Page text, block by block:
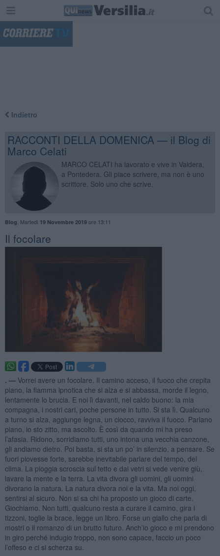
Indietro
RACCONTI DELLA DOMENICA — il Blog di
Marco Celati
MARCO CELATI ha lavorato e vive in Valdera,
a Pontedera. Gli piace scrivere, ma non è uno
scrittore. Solo uno che scrive.
Blog Martedì 19 Novembre 2019ore 13:11
Il focolare
. — Vorrei avere un focolare. Il camino acceso, il fuoco che crepita
piano, la fiamma ipnotica che si alza e si abbassa, morde il legno,
lentamente lo brucia. E noi lì davanti, nel caldo buono: la mia
compagna, i nostri cari, poche persone in tutto. Si sta lì. Qualcuno
a turno si alza, aggiunge legna, un ciocco, ravviva il fuoco. Parlano
piano, io sto zitto, ma ascolto. È così da quando mi ha preso
l’afasia. Ridono, sorridiamo tutti, uno intona una vecchia canzone,
gli andiamo dietro. Poi basta, si sta un po’ in silenzio, a pensare. Se
fuori piovesse forte, sarebbe inevitabile parlare del tempo, del
clima. La pioggia scroscia sul tetto e dai vetri si vede venire giù,
lavare la mente e la terra. La vita divora gli uomini, gli uomini
divorano la natura. La natura divora noi e la vita. Ma noi oggi,
sentirsi al sicuro. Non si sa chi ha proposto un gioco di carte.
Giochiamo. Non tutti, qualcuno resta a curare il camino, gira i
tizzoni, toglie la brace, legge un libro. Forse un giallo che parla di
mostri o il romanzo di un brutto futuro. Anch’io gioco e mi prendono
in giro perché indugio troppo, non sono capace, faccio un poco
l’offeso e ci si scherza su.